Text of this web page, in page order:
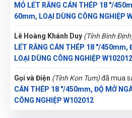
MỎ LẾT RĂNG CÁN THÉP 18 "/
60mm, LOẠI DÙNG CÔNG NGHIỆP
Lê Hoàng Khánh Duy (Tỉnh Bình
LẾT RĂNG CÁN THÉP 18 "/450mm,
LOẠI DÙNG CÔNG NGHIỆP W102012
Gọi và Điện (Tỉnh Kon Tum)đã mua
CÁN THÉP 18 "/450mm, ĐỘ MỞ
CÔNG NGHIỆP W102012